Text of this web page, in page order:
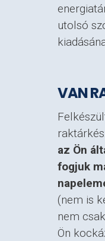
utolsó
VAN
az Ön
fogjuk
(nem is
nem
Ön